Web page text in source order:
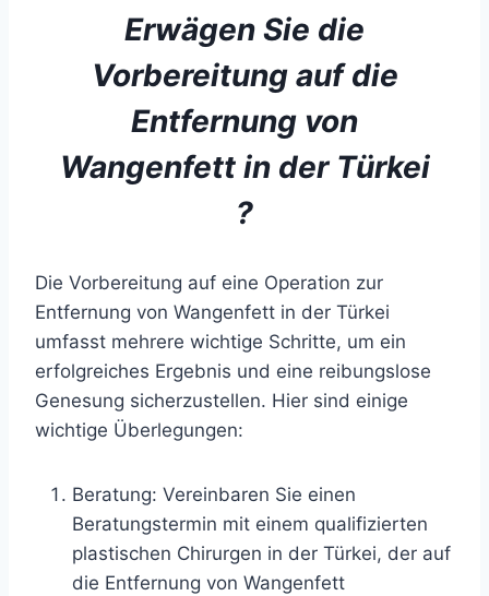
Erwägen Sie die
Vorbereitung aufdie
Entfernung von
Wangenfett in der Türkei
?
Die Vorbereitung auf eine Operation zur
Entfernung von Wangenfett in der Türkei
umfasst mehrere wichtige Schritte, um ein
erfolgreiches Ergebnis und eine reibungslose
Genesung sicherzustellen. Hier sind einige
wichtige Überlegungen:
Beratung: Vereinbaren Sie einen
Beratungstermin mit einem qualifizierten
plastischen Chirurgen in der Türkei, der auf
die Entfernung von Wangenfett